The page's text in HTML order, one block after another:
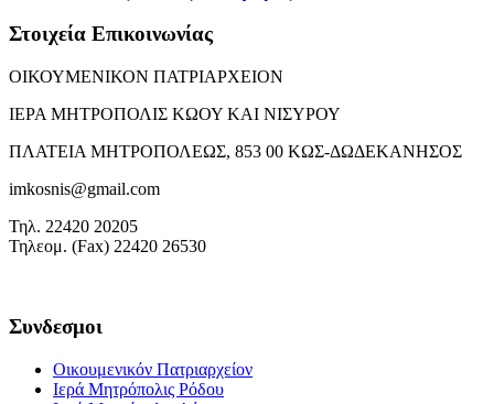
Στοιχεία Επικοινωνίας
ΟΙΚΟΥΜΕΝΙΚΟΝ ΠΑΤΡΙΑΡΧΕΙΟΝ
ΙΕΡΑ ΜΗΤΡΟΠΟΛΙΣ ΚΩΟΥ ΚΑΙ ΝΙΣΥΡΟΥ
ΠΛΑΤΕΙΑ ΜΗΤΡΟΠΟΛΕΩΣ, 853 00 ΚΩΣ-ΔΩΔΕΚΑΝΗΣΟΣ
imkosnis@gmail.com
Τηλ. 22420 20205
Τηλεομ. (Fax) 22420 26530
Συνδεσμοι
Οικουμενικόν Πατριαρχείον
Ιερά Μητρόπολις Ρόδου